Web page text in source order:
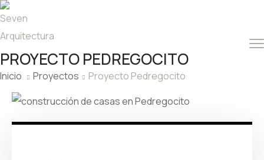
PROYECTO PEDREGOCITO
Inicio Proyectos Proyecto Pedregocito